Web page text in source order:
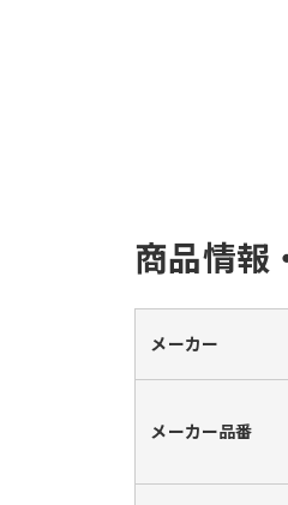
商品情報
メーカー
メーカー品番